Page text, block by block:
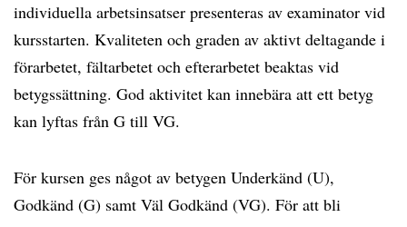
individuella arbetsinsatser presenteras av examinator vid
kursstarten. Kvaliteten och graden av aktivt deltagande i
förarbetet, fältarbetet och efterarbetet beaktas vid
betygssättning. God aktivitet kan innebära att ett betyg
kan lyftas från G till VG.
För kursen ges något av betygen Underkänd (U),
Godkänd (G) samt Väl Godkänd (VG). För att bli